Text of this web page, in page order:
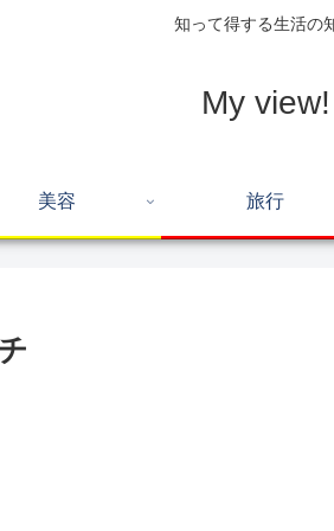
知って得する生活の
My view!
美容 旅行